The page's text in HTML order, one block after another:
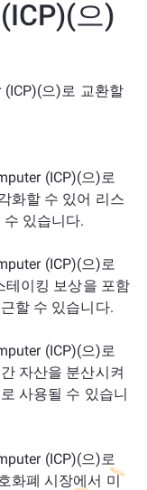
으)
으)로 교환할
(ICP)(으)로
화할 수 있어 리스
있습니다.
(ICP)(으)로
테이킹 보상을 포함
할 수 있습니다.
(ICP)(으)로
자산을 분산시켜
사용될 수 있습니
(ICP)(으)로
화폐 시장에서 미